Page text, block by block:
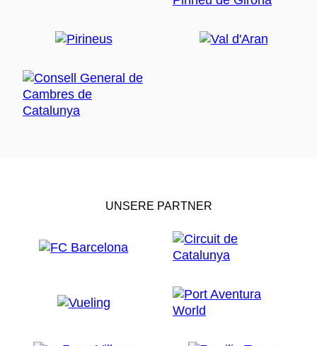
UNSERE PARTNER